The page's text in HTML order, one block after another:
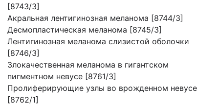
[8743/3]
Акральная лентигинозная меланома [8744/3]
Десмопластическая меланома [8745/3]
Лентигинозная меланома слизистой оболочки
[8746/3]
Злокачественная меланома в гигантском
пигментном невусе [8761/3]
Пролиферирующие узлы во врожденном невусе
[8762/1]